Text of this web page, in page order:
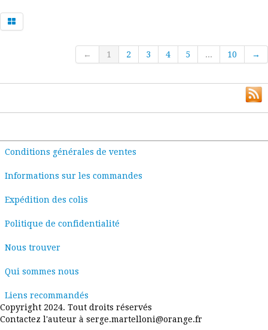
← 1 2 3 4 5 ... 10 →
Conditions générales de ventes
Informations sur les commandes
Expédition des colis
Politique de confidentialité
Nous trouver
Qui sommes nous
Liens recommandés
Copyright 2024. Tout droits réservés
Contactez l'auteur à serge.martelloni@orange.fr